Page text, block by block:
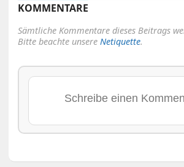
KOMMENTARE
Sämtliche Kommentare dieses Beitrags
Bitte beachte unsereNetiquette.